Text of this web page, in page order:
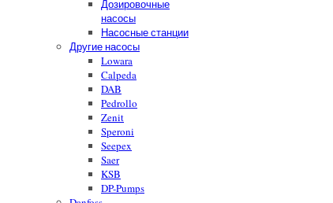
Дозировочные
насосы
Насосные станции
Другие насосы
Lowara
Calpeda
DAB
Pedrollo
Zenit
Speroni
Seepex
Saer
KSB
DP-Pumps